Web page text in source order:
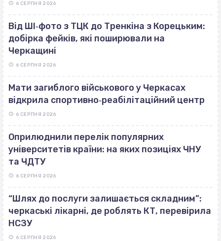
6 СЕРПНЯ 2026
Від ШІ‐фото з ТЦК до Тренкіна з Корецьким:
добірка фейків, які поширювали на
Черкащині
6 СЕРПНЯ 2026
Мати загиблого військового у Черкасах
відкрила спортивно‐реабілітаційний центр
6 СЕРПНЯ 2026
Оприлюднили перелік популярних
університетів країни: на яких позиціях ЧНУ
та ЧДТУ
6 СЕРПНЯ 2026
“Шлях до послуги залишається складним”:
черкаські лікарні, де роблять КТ, перевірила
НСЗУ
6 СЕРПНЯ 2026